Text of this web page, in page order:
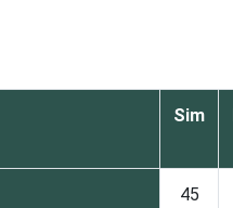
Sim
45